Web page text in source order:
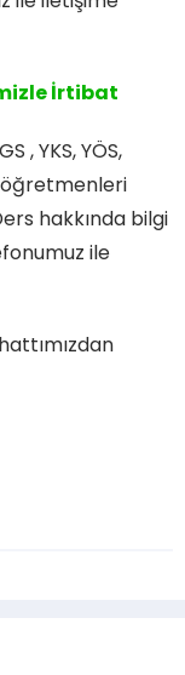
İrtibat
, YKS, YÖS,
öğretmenleri
hakkında bilgi
ile
hattımızdan